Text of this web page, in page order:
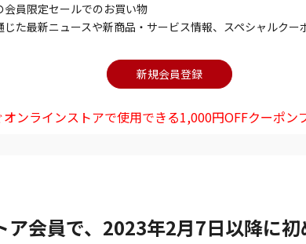
会員限定セールでのお買い物
じた最新ニュースや新商品・サービス情報、スペシャルク
ンラインストアで使用できる1,000円OFFクーポン
ア会員で、2023年2月7日以降に